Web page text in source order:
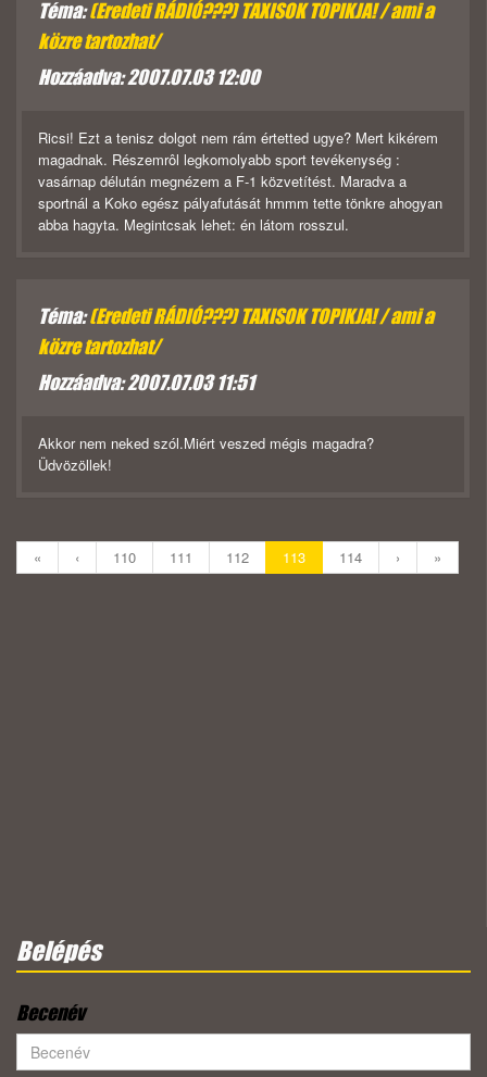
Téma:(Eredeti RÁDIÓ???) TAXISOK TOPIKJA! / ami a
közre tartozhat/
Hozzáadva: 2007.07.03 12:00
Ricsi! Ezt a tenisz dolgot nem rám értetted ugye? Mert kikérem
magadnak. Részemrôl legkomolyabb sport tevékenység :
vasárnap délután megnézem a F-1 közvetítést. Maradva a
sportnál a Koko egész pályafutását hmmm tette tönkre ahogyan
abba hagyta. Megintcsak lehet: én látom rosszul.
Téma:(Eredeti RÁDIÓ???) TAXISOK TOPIKJA! / ami a
közre tartozhat/
Hozzáadva: 2007.07.03 11:51
Akkor nem neked szól.Miért veszed mégis magadra?
Üdvözöllek!
« ‹ 110 111 112 113 114 › »
Belépés
Becenév